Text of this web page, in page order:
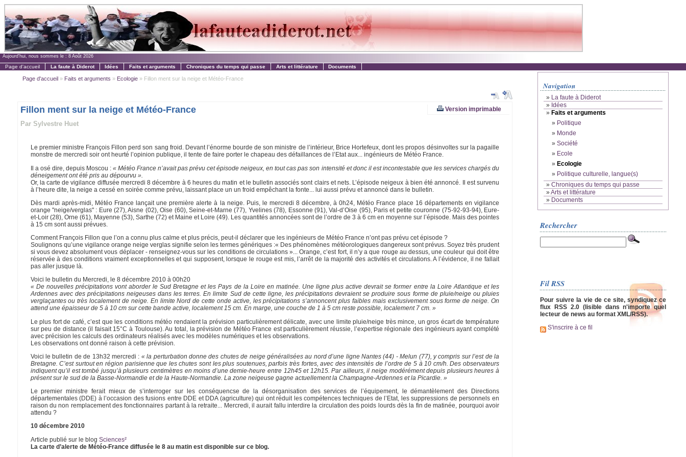
Aujourd'hui, nous sommes le : 8 Août 2026
Page d'accueil La faute à Diderot Idées Faits et arguments Chroniques du temps qui passe Arts et littérature Documents
Page d'accueil» Faits et arguments » Ecologie» Fillon ment sur la neige et Météo-France
Version imprimable
Fillon ment sur la neige et Météo-France
Par Sylvestre Huet
Le premier ministre François Fillon perd son sang froid. Devant l’énorme bourde de son ministre de l’intérieur, Brice Hortefeux, dont les propos désinvoltes sur la pagaille
monstre de mercredi soir ont heurté l’opinion publique, il tente de faire porter le chapeau des défaillances de l’Etat aux... ingénieurs de Météo France.
Il a osé dire, depuis Moscou : « Météo France n’avait pas prévu cet épisode neigeux, en tout cas pas son intensité et donc il est incontestable que les services chargés du
déneigement ont été pris au dépourvu ».
Or, la carte de vigilance diffusée mercredi 8 décembre à 6 heures du matin et le bulletin associés sont clairs et nets. L’épisode neigeux à bien été annoncé. Il est survenu
à l’heure dite, la neige a cessé en soirée comme prévu, laissant place un un froid empêchant la fonte... lui aussi prévu et annoncé dans le bulletin.
Dès mardi après-midi, Météo France lançait une première alerte à la neige. Puis, le mercredi 8 décembre, à 0h24, Météo France place 16 départements en vigilance
orange "neige/verglas" : Eure (27), Aisne (02), Oise (60), Seine-et-Marne (77), Yvelines (78), Essonne (91), Val-d’Oise (95), Paris et petite couronne (75-92-93-94), Eure-
et-Loir (28), Orne (61), Mayenne (53), Sarthe (72) et Maine et Loire (49). Les quantités annoncées sont de l’ordre de 3 à 6 cm en moyenne sur l’épisode. Mais des pointes
à 15 cm sont aussi prévues.
Comment François Fillon que l’on a connu plus calme et plus précis, peut-il déclarer que les ingénieurs de Météo France n’ont pas prévu cet épisode ?
Soulignons qu’une vigilance orange neige verglas signifie selon les termes génériques :« Des phénomènes météorologiques dangereux sont prévus. Soyez très prudent
si vous devez absolument vous déplacer - renseignez-vous sur les conditions de circulations »... Orange, c’est fort, il n’y a que rouge au dessus, une couleur qui doit être
réservée à des conditions vraiment exceptionnelles et qui supposent, lorsque le rouge est mis, l’arrêt de la majorité des activités et circulations. A l’évidence, il ne fallait
pas aller jusque là.
Voici le bulletin du Mercredi, le 8 décembre 2010 à 00h20
« De nouvelles précipitations vont aborder le Sud Bretagne et les Pays de la Loire en matinée. Une ligne plus active devrait se former entre la Loire Atlantique et les
Ardennes avec des précipitations neigeuses dans les terres. En limite Sud de cette ligne, les précipitations devraient se produire sous forme de pluie/neige ou pluies
verglaçantes ou très localement de neige. En limite Nord de cette onde active, les précipitations s’annoncent plus faibles mais exclusivement sous forme de neige. On
attend une épaisseur de 5 à 10 cm sur cette bande active, localement 15 cm. En marge, une couche de 1 à 5 cm reste possible, localement 7 cm. »
Le plus fort de café, c’est que les conditions météo rendaient la prévision particulièrement délicate, avec une limite pluie/neige très mince, un gros écart de température
sur peu de distance (il faisait 15°C à Toulouse). Au total, la prévision de Météo France est particulièrement réussie, l’expertise régionale des ingénieurs ayant complété
avec précision les calculs des ordinateurs réalisés avec les modèles numériques et les observations.
Les observations ont donné raison à cette prévision.
Voici le bulletin de de 13h32 mercredi : « la perturbation donne des chutes de neige généralisées au nord d’une ligne Nantes (44) - Melun (77), y compris sur l’est de la
Bretagne. C’est surtout en région parisienne que les chutes sont les plus soutenues, parfois très fortes, avec des intensités de l’ordre de 5 à 10 cm/h. Des observateurs
indiquent qu’il est tombé jusqu’à plusieurs centimètres en moins d’une demie-heure entre 12h45 et 12h15. Par ailleurs, il neige modérément depuis plusieurs heures à
présent sur le sud de la Basse-Normandie et de la Haute-Normandie. La zone neigeuse gagne actuellement la Champagne-Ardennes et la Picardie. »
Le premier ministre ferait mieux de s’interroger sur les conséquencse de la désorganisation des services de l’équipement, le démantèlement des Directions
départementales (DDE) à l’occasion des fusions entre DDE et DDA (agriculture) qui ont réduit les compétences techniques de l’Etat, les suppressions de personnels en
raison du non remplacement des fonctionnaires partant à la retraite... Mercredi, il aurait fallu interdire la circulation des poids lourds dès la fin de matinée, pourquoi avoir
attendu ?
10 décembre 2010
Article publié sur le blog Sciences²
La carte d’alerte de Météo-France diffusée le 8 au matin est disponible sur ce blog.
Navigation
» La faute à Diderot
» Idées
» Faits et arguments
» Politique
» Monde
» Société
» Ecole
» Ecologie
» Politique culturelle, langue(s)
» Chroniques du temps qui passe
»Arts et littérature
» Documents
Rechercher
Fil RSS
Pour suivre la vie de ce site, syndiquez ce
flux RSS 2.0 (lisible dans n'importe quel
lecteur de news au format XML/RSS).
S'inscrire à ce fil